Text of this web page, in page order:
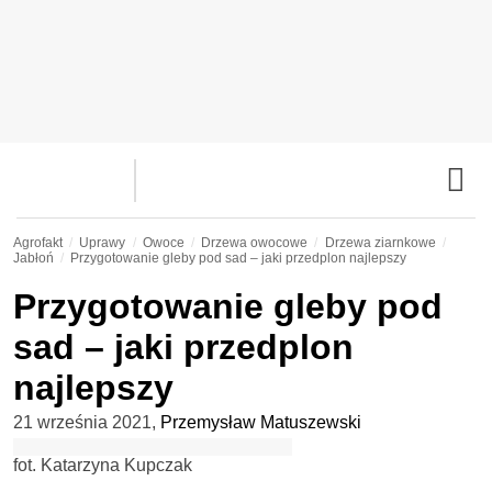
Agrofakt Uprawy Owoce Drzewa owocowe
Drzewa ziarnkowe
Jabłoń
Przygotowanie gleby pod sad – jaki przedplon najlepszy
Przygotowanie gleby pod
sad – jaki przedplon
najlepszy
21 września 2021, Przemysław Matuszewski
fot. Katarzyna Kupczak